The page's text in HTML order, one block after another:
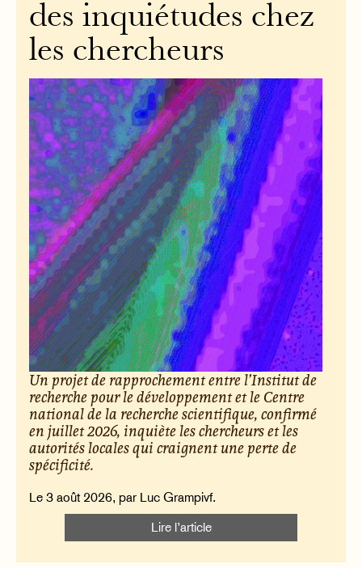
des inquiétudes chez
les chercheurs
Un projet de rapprochement entre l’Institut de
recherche pour le développement et le Centre
national de la recherche scientifique, confirmé
en juillet 2026, inquiète les chercheurs et les
autorités locales qui craignent une perte de
spécificité.
Le 3 août 2026, par Luc Grampivf.
Lire l’article